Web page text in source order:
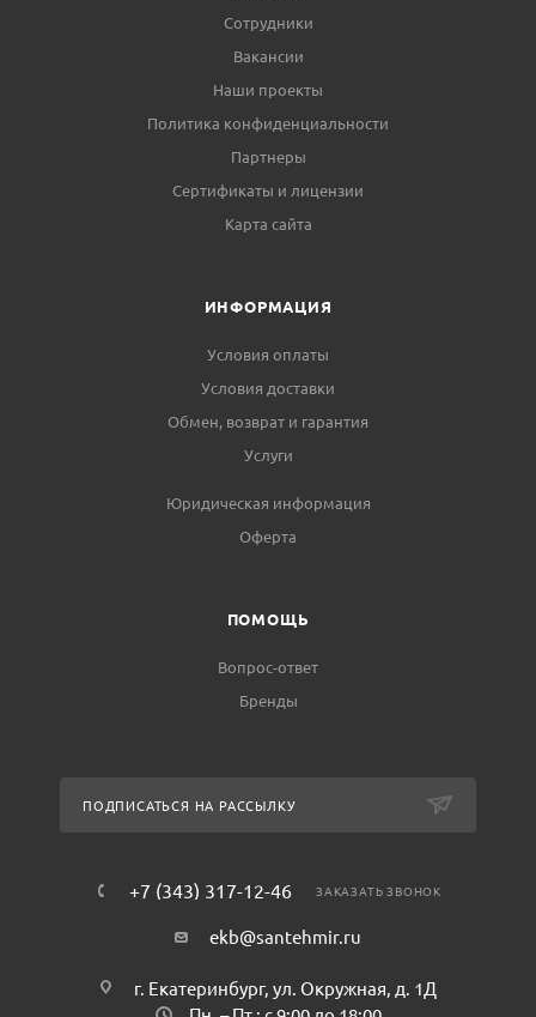
Сотрудники
Вакансии
Наши проекты
Политика конфиденциальности
Партнеры
Сертификаты и лицензии
Карта сайта
ИНФОРМАЦИЯ
Условия оплаты
Условия доставки
Обмен, возврат и гарантия
Услуги
Юридическая информация
Оферта
ПОМОЩЬ
Вопрос-ответ
Бренды
ПОДПИСАТЬСЯ НА РАССЫЛКУ
+7 (343) 317-12-46 ЗАКАЗАТЬ ЗВОНОК
ekb@santehmir.ru
г. Екатеринбург, ул. Окружная, д. 1Д